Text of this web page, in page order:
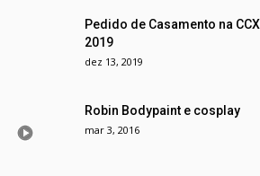
Pedido de Casamento na
2019
dez 13, 2019
Robin Bodypaint e cosplay
mar 3, 2016